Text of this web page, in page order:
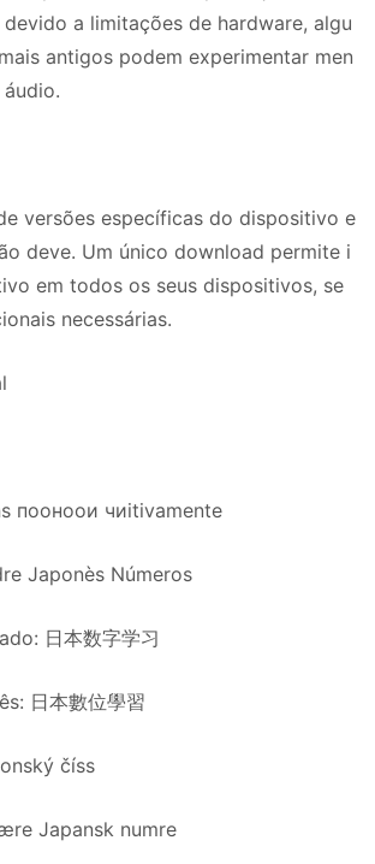
a limitações de hardware, algu
antigos podem experimentar men
versões específicas do dispositivo e
deve. Um único download permite i
em todos os seus dispositivos, se
necessárias.
пооноои чиitivamente
Japonès Números
日本数字学习
日本數位學習
číss
Japansk numre